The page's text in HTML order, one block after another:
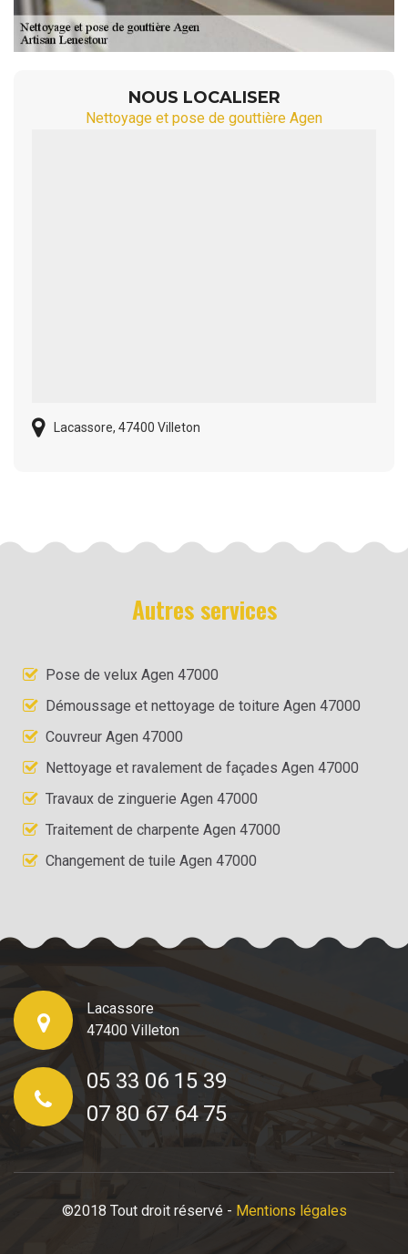
NOUS LOCALISER
Nettoyage et pose de gouttière Agen
Lacassore, 47400 Villeton
Autres services
Pose de velux Agen 47000
Démoussage et nettoyage de toiture Agen 47000
Couvreur Agen 47000
Nettoyage et ravalement de façades Agen 47000
Travaux de zinguerie Agen 47000
Traitement de charpente Agen 47000
Changement de tuile Agen 47000
Lacassore
47400 Villeton
05 33 06 15 39
07 80 67 64 75
©2018 Tout droit réservé - Mentions légales